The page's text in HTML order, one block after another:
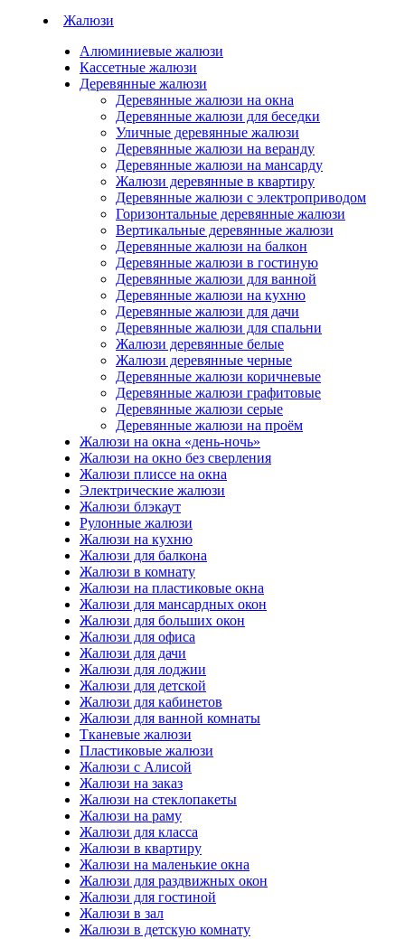
Жалюзи
Алюминиевые жалюзи
Кассетные жалюзи
Деревянные жалюзи
Деревянные жалюзи на окна
Деревянные жалюзи для беседки
Уличные деревянные жалюзи
Деревянные жалюзи на веранду
Деревянные жалюзи на мансарду
Жалюзи деревянные в квартиру
Деревянные жалюзи с электроприводом
Горизонтальные деревянные жалюзи
Вертикальные деревянные жалюзи
Деревянные жалюзи на балкон
Деревянные жалюзи в гостиную
Деревянные жалюзи для ванной
Деревянные жалюзи на кухню
Деревянные жалюзи для дачи
Деревянные жалюзи для спальни
Жалюзи деревянные белые
Жалюзи деревянные черные
Деревянные жалюзи коричневые
Деревянные жалюзи графитовые
Деревянные жалюзи серые
Деревянные жалюзи на проём
Жалюзи на окна «день-ночь»
Жалюзи на окно без сверления
Жалюзи плиссе на окна
Электрические жалюзи
Жалюзи блэкаут
Рулонные жалюзи
Жалюзи на кухню
Жалюзи для балкона
Жалюзи в комнату
Жалюзи на пластиковые окна
Жалюзи для мансардных окон
Жалюзи для больших окон
Жалюзи для офиса
Жалюзи для дачи
Жалюзи для лоджии
Жалюзи для детской
Жалюзи для кабинетов
Жалюзи для ванной комнаты
Тканевые жалюзи
Пластиковые жалюзи
Жалюзи с Алисой
Жалюзи на заказ
Жалюзи на стеклопакеты
Жалюзи на раму
Жалюзи для класса
Жалюзи в квартиру
Жалюзи на маленькие окна
Жалюзи для раздвижных окон
Жалюзи для гостиной
Жалюзи в зал
Жалюзи в детскую комнату